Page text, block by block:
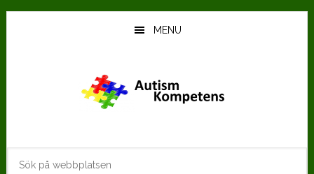
Hoppa
Hoppa
MENU